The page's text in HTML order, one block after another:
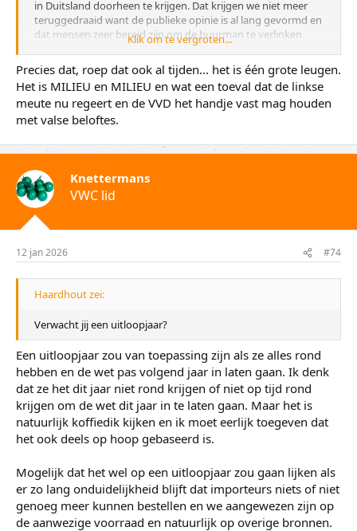
in Duitsland doorheen te krijgen. Dat krijgen we niet meer
teruggedraaid want de publieke opinie is al lang gevormd en
dat mensen zeer bereid zijn om de buurman te verlinken
hebben ze ook al lang voor elkaar.
Of het verbod er dit jaar komt valt nog te bezien maar geloof
maar dat links alles op alles zet om dat voor elkaar te krijgen,
het staat daar wel heel hoog op de agenda. De voorwaarden
zullen denk ik al snel naar de achtergrond geduwd worden,
handhaving en shows door verenigingen, accepteren zoals
handje klap worden waarmee de importeurs er redelijk tot
goed uitkomen en de detailhandel in z'n zak gescheten
wordt. Ondernemersrisico he meneer en doe ze de groeten
bij het UWV als je het hoofd niet meer boven water kan
houden.
Klik om te vergroten...
Precies dat, roep dat ook al tijden... het is één grote leugen.
Het is MILIEU en MILIEU en wat een toeval dat de linkse
meute nu regeert en de VVD het handje vast mag houden
met valse beloftes.
Knettermans
VWC lid
12 jan 2026 #74
Haardhout zei:
Verwacht jij een uitloopjaar?
Een uitloopjaar zou van toepassing zijn als ze alles rond
hebben en de wet pas volgend jaar in laten gaan. Ik denk
dat ze het dit jaar niet rond krijgen of niet op tijd rond
krijgen om de wet dit jaar in te laten gaan. Maar het is
natuurlijk koffiedik kijken en ik moet eerlijk toegeven dat
het ook deels op hoop gebaseerd is.
Mogelijk dat het wel op een uitloopjaar zou gaan lijken als
er zo lang onduidelijkheid blijft dat importeurs niets of niet
genoeg meer kunnen bestellen en we aangewezen zijn op
de aanwezige voorraad en natuurlijk op overige bronnen.